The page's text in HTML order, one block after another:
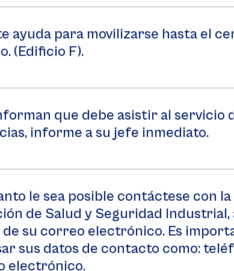
ayuda para movilizarse hasta el
(Edificio F).
que debe asistir al servicio
informe a su jefe inmediato.
le sea posible contáctese con la
de Salud y Seguridad Industrial,
de su correo electrónico. Es
sus datos de contacto como:
electrónico.